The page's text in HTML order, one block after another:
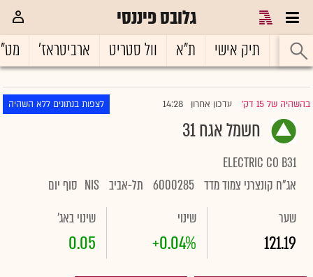
גלובס פיננסי
ראשי תיק אישי ת"א וול סטריט ארביטראז'
בהשהיה של 15 דק' |עדכון אחרון 14:28 לצפות בנתונים ללא השהיה
חשמל אגח 31
ELECTRIC CO B31
אג"ח קונצרני צמוד מדד 6000285 תל-אביב NIS סוף יום
שער
121.19
שינוי
+0.04%
שינוי באג'
0.05